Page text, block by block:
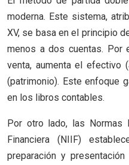
moderna. Este sistema,
XV, se basa en el principio
menos a dos cuentas. Por
venta, aumenta el efectivo
(patrimonio). Este enfoque
en los libros contables.
Por otro lado, las Normas
Financiera (NIIF)
preparación y